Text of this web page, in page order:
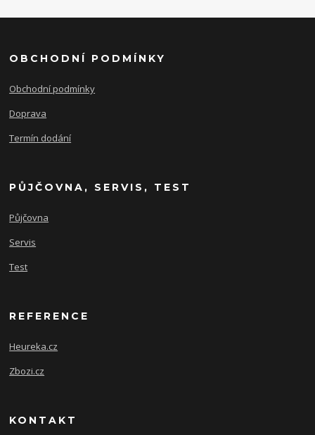
OBCHODNÍ PODMÍNKY
Obchodní podmínky
Doprava
Termín dodání
PŮJČOVNA, SERVIS, TEST
Půjčovna
Servis
Test
REFERENCE
Heureka.cz
Zbozi.cz
KONTAKT